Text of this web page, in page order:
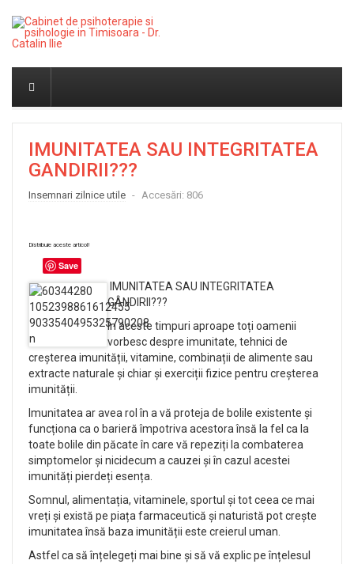
IMUNITATEA SAU INTEGRITATEA
GANDIRII???
Insemnari zilnice utile Accesări: 806
Distribuie aceste articol!
Save
IMUNITATEA SAU INTEGRITATEA
GÂNDIRII???
În aceste timpuri aproape toți oamenii
vorbesc despre imunitate, tehnici de
creșterea imunității, vitamine, combinații de alimente sau
extracte naturale și chiar și exerciții fizice pentru creșterea
imunității.
Imunitatea ar avea rol în a vă proteja de bolile existente și
funcționa ca o barieră împotriva acestora însă la fel ca la
toate bolile din păcate în care vă repeziți la combaterea
simptomelor și nicidecum a cauzei și în cazul acestei
imunități pierdeți esența.
Somnul, alimentația, vitaminele, sportul și tot ceea ce mai
vreți și există pe piața farmaceutică și naturistă pot crește
imunitatea însă baza imunității este creierul uman.
Astfel ca să înțelegeți mai bine și să vă explic pe înțelesul